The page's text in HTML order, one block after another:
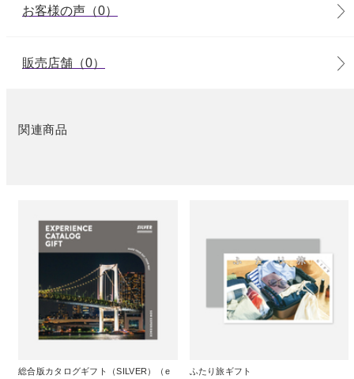
お客様の声（0）
販売店舗（0）
関連商品
総合版カタログギフト（SILVER）（e
ふたり旅ギフト